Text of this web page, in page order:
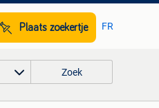
Plaats zoekertje FR
Zoek